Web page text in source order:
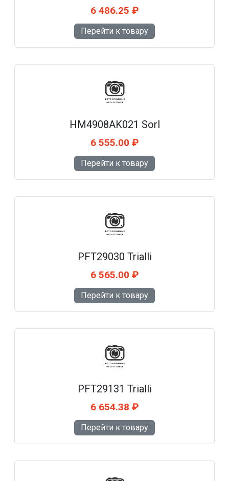
6 486.25 ₽
Перейти к товару
HM4908AK021 Sorl
6 555.00 ₽
Перейти к товару
PFT29030 Trialli
6 565.00 ₽
Перейти к товару
PFT29131 Trialli
6 654.38 ₽
Перейти к товару